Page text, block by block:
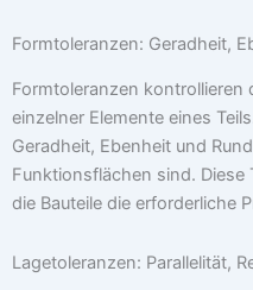
Formtoleranzen: Geradheit,
Formtoleranzen kontrollieren
einzelner Elemente eines
Geradheit, Ebenheit und
Funktionsflächen sind. Diese
die Bauteile die erforderliche
Lagetoleranzen: Parallelität,